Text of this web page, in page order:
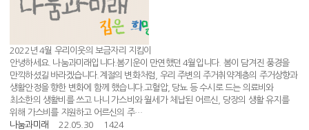
2022년 4월 우리이웃의 보금자리 지킴이
안녕하세요. 나눔과미래입니다.봄기운이 만연했던 4월입니다. 봄이 담겨진 풍경을
만끽하셨길 바라겠습니다.계절의 변화처럼, 우리 주변의 주거취약계층의 주거상향과
생활안정을 향한 변화에 함께 했습니다.고혈압, 당뇨 등 수시로 드는 의료비와
최소한의 생활비를 쓰고 나니 가스비와 월세가 체납된 어르신, 당장의 생활 유지를
위해 가스비를 지원하고 어르신의 주…
나눔과미래
22.05.30 1424